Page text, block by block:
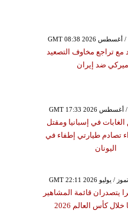
مع تراجع مخاوف التصعيد
ضد إيران
في إسبانيا ومقتل
تصادم طيارتي إطفاء في
اليونان
يتصدران قائمة المشاهير
خلال كأس العالم 2026